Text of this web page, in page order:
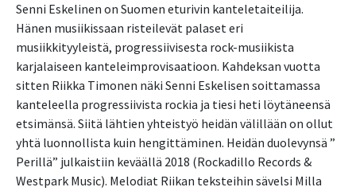
Senni Eskelinen on Suomen eturivin kanteletaiteilija.
Hänen musiikissaan risteilevät palaset eri
musiikkityyleistä, progressiivisesta rock-musiikista
karjalaiseen kanteleimprovisaatioon. Kahdeksan vuotta
sitten Riikka Timonen näki Senni Eskelisen soittamassa
kanteleella progressiivista rockia ja tiesi heti löytäneensä
etsimänsä. Siitä lähtien yhteistyö heidän välillään on ollut
yhtä luonnollista kuin hengittäminen. Heidän duolevynsä ”
Perillä” julkaistiin keväällä 2018 (Rockadillo Records &
Westpark Music). Melodiat Riikan teksteihin sävelsi Milla